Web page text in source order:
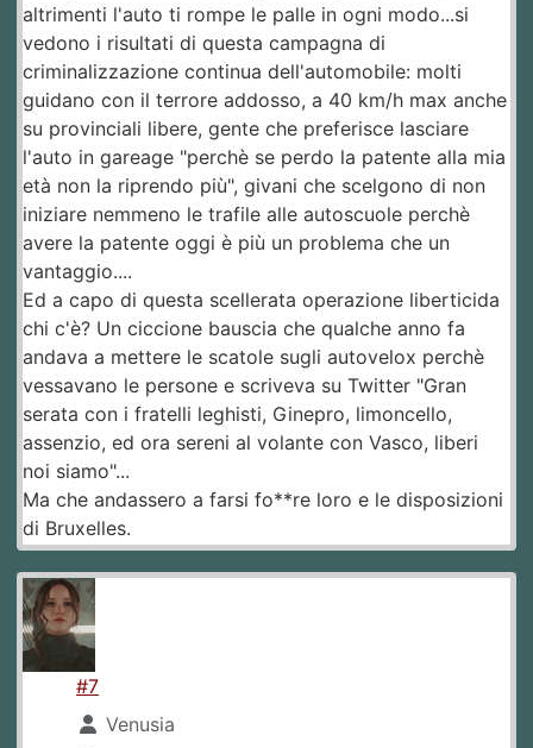
altrimenti l'auto ti rompe le palle in ogni modo...si
vedono i risultati di questa campagna di
criminalizzazione continua dell'automobile: molti
guidano con il terrore addosso, a 40 km/h max anche
su provinciali libere, gente che preferisce lasciare
l'auto in gareage "perchè se perdo la patente alla mia
età non la riprendo più", givani che scelgono di non
iniziare nemmeno le trafile alle autoscuole perchè
avere la patente oggi è più un problema che un
vantaggio....
Ed a capo di questa scellerata operazione liberticida
chi c'è? Un ciccione bauscia che qualche anno fa
andava a mettere le scatole sugli autovelox perchè
vessavano le persone e scriveva su Twitter "Gran
serata con i fratelli leghisti, Ginepro, limoncello,
assenzio, ed ora sereni al volante con Vasco, liberi
noi siamo"...
Ma che andassero a farsi fo**re loro e le disposizioni
di Bruxelles.
#7
Venusia